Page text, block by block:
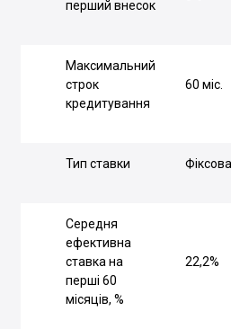
перший внесок
Максимальний
строк
кредитування
60 міс.
Тип ставки
Середня
ефективна
ставка на
перші 60
місяців, %
22,2%